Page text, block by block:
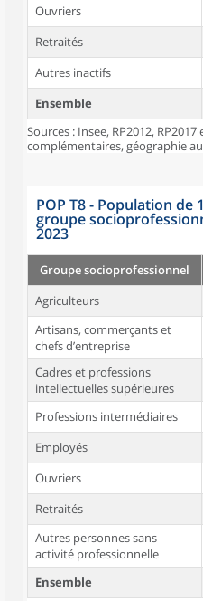
Ouvriers
Retraités
Autres inactifs
Ensemble
Sources : Insee, RP2012,
complémentaires, géographie
POP T8 - Population de
groupe
2023
Groupe socioprofessionnel
Agriculteurs
Artisans, commerçants et
chefs d’entreprise
Cadres et professions
intellectuelles supérieures
Professions intermédiaires
Employés
Ouvriers
Retraités
Autres personnes sans
activité professionnelle
Ensemble